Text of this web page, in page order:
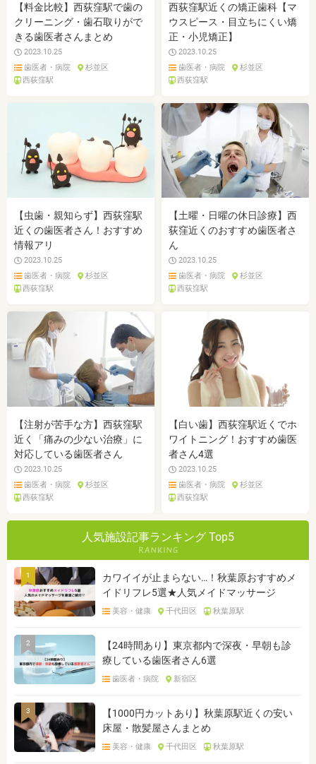
【料金比較】西荻窪駅で歯の
クリーニング・歯石取りがで
きる歯医者さんまとめ
2023.10.25
歯医者・病院
杉並区
西荻窪駅
西荻窪駅近くの矯正歯科【マ
ウスピース・目立ちにくい矯
正・小児矯正】
2023.10.25
歯医者・病院
杉並区
西荻窪駅
【虫歯・親知らず】西荻窪駅
近くの歯医者さん！おすすめ
情報アリ
2023.10.25
歯医者・病院
杉並区
西荻窪駅
【土曜・日曜の休日診療】西
荻窪近くのおすすめ歯医者さ
ん
2023.10.25
歯医者・病院
杉並区
西荻窪駅
【注射が苦手な方】西荻窪駅
近く「痛みの少ない治療」に
対応している歯医者さん
2023.10.25
歯医者・病院
杉並区
西荻窪駅
【白い歯】西荻窪駅近くでホ
ワイトニング！おすすめ歯医
者さん4選
2023.10.25
歯医者・病院
杉並区
西荻窪駅
人気施設記事ランキング Top5
1
カワイイが止まらない…！秋葉原おすすめメ
イドリフレ5選★人気メイドマッサージ
美容・健康 千代田区 秋葉原駅
2
【24時間あり】東京都内で深夜・早朝も診
療している歯医者さん6選
歯医者・病院 新宿区
3
【1000円カットあり】秋葉原駅近くの安い
床屋・散髪屋さんまとめ
美容・健康 千代田区 秋葉原駅